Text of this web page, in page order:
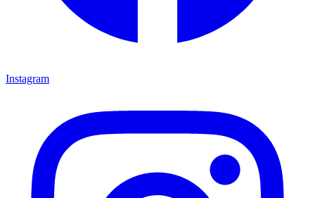
Instagram